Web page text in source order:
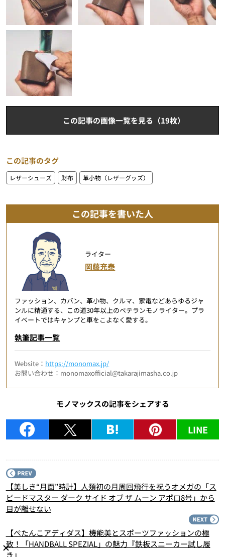
この記事の画像一覧を見る（19枚）
この記事のタグ
レザーシューズ 財布 革小物（レザーグッズ）
この記事を書いた人
ライター
岡藤充泰
ファッション、カバン、革小物、クルマ、家電などあらゆるジャ
ンルに精通する、この道30年以上のベテランモノライター。プラ
イベートではキャンプと車をこよなく愛する。
執筆記事一覧
Website： https://monomax.jp/
お問い合わせ：monomaxofficial@takarajimasha.co.jp
モノマックスの記事をシェアする
LINE
【美しき“月面”時計】人類初の月周回飛行を祝うオメガの「ス
ピードマスター ダーク サイド オブ ザ ムーン アポロ8号」から
目が離せない
【ぺたんこアディダス】機能美とスポーツファッションの極
致！「HANDBALL SPEZIAL」の魅力『鉄板スニーカー試し履